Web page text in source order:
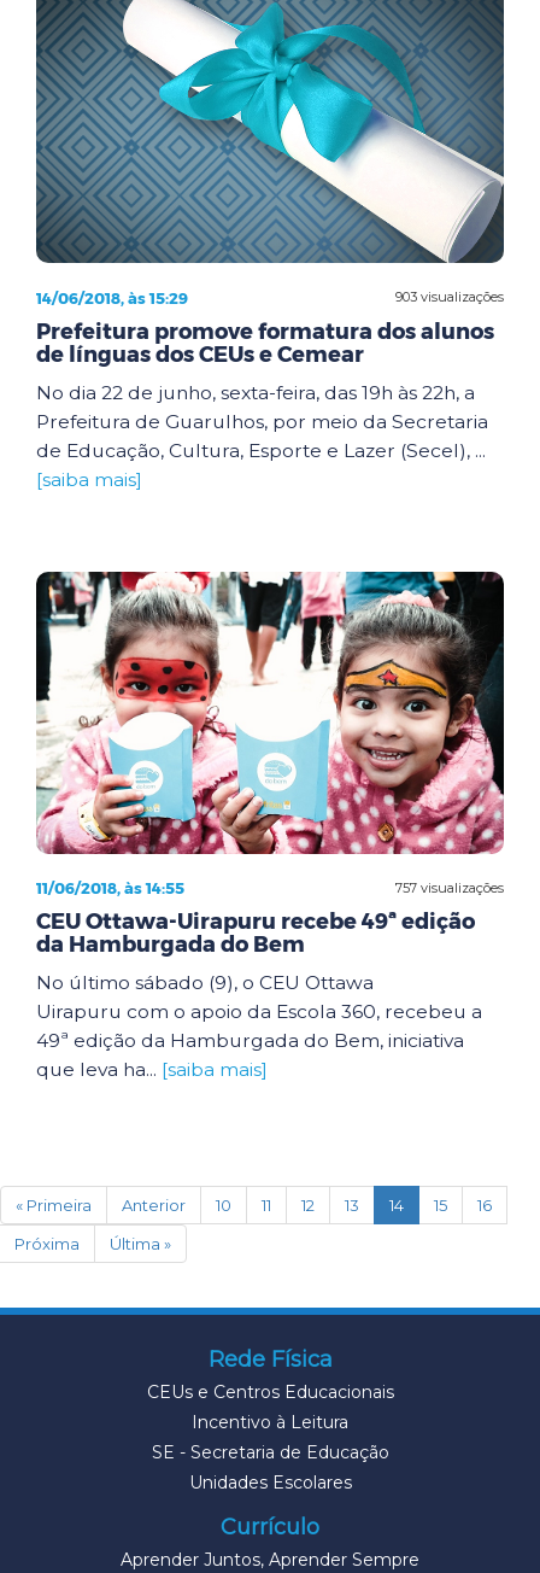
903 visualizações
14/06/2018, às 15:29
Prefeitura promove formatura dos alunos
de línguas dos CEUs e Cemear
No dia 22 de junho, sexta-feira, das 19h às 22h, a
Prefeitura de Guarulhos, por meio da Secretaria
de Educação, Cultura, Esporte e Lazer (Secel), ...
[saiba mais]
757 visualizações
11/06/2018, às 14:55
CEU Ottawa-Uirapuru recebe 49ª edição
da Hamburgada do Bem
No último sábado (9), o CEU Ottawa
Uirapuru com o apoio da Escola 360, recebeu a
49ª edição da Hamburgada do Bem, iniciativa
que leva ha... [saiba mais]
« Primeira Anterior 10 11 12 13 14(current)
15
16
Próxima
Última »
Rede Física
CEUs e Centros Educacionais
Incentivo à Leitura
SE - Secretaria de Educação
Unidades Escolares
Currículo
Aprender Juntos, Aprender Sempre